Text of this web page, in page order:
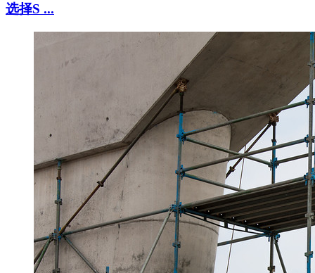
选择S ...